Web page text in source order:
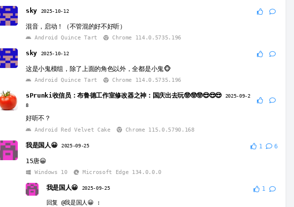
sky 2025-10-12
混音，启动！（不管混的好不好听）
Android Quince Tart Chrome 114.0.5735.196
sky 2025-10-12
这是小鬼模组，除了上面的角色以外，全都是小鬼🐵
Android Quince Tart Chrome 114.0.5735.196
sPrunki收信员：布鲁德工作室修改器之神：国庆出去玩🤓🤓🤓😎😎😎
2025-09-2
8
好听不？
Android Red Velvet Cake Chrome 115.0.5790.168
我是国人😀 2025-09-25 1 6
15唐😀
Windows 10 Microsoft Edge 134.0.0.0
我是国人😀 2025-09-25
1
回复 @我是国人😀 :